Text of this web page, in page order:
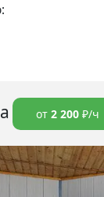
от 2 200 ₽/ч